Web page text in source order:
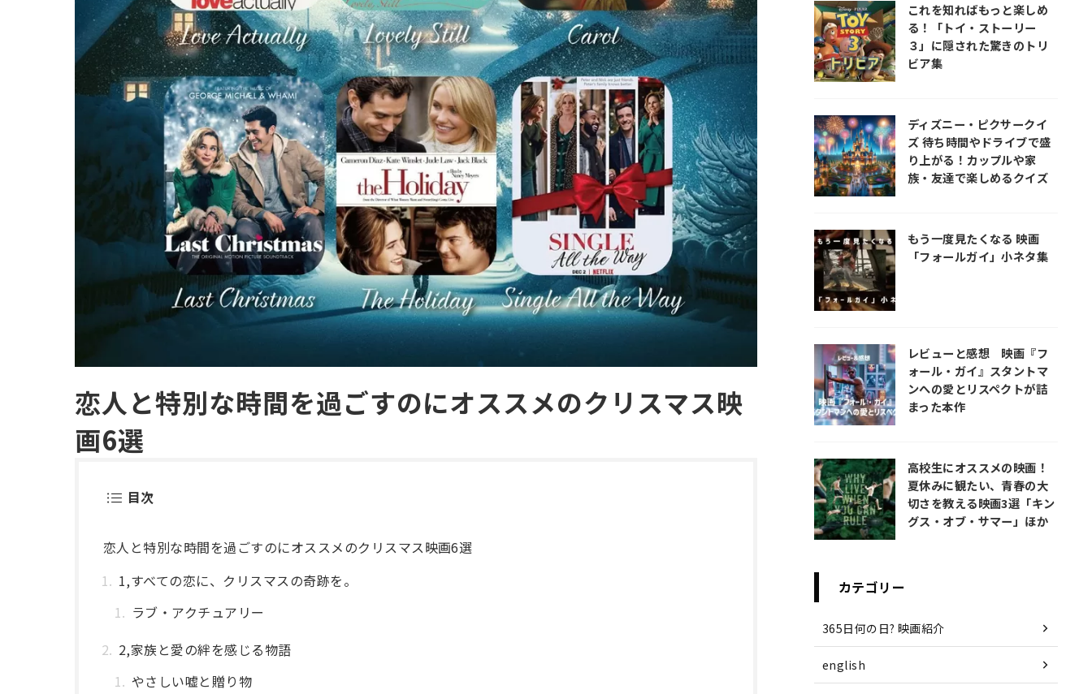
恋人と特別な時間を過ごすのにオススメのクリスマス映
画6選
目次
恋人と特別な時間を過ごすのにオススメのクリスマス映画6選
1,すべての恋に、クリスマスの奇跡を。
ラブ・アクチュアリー
2,家族と愛の絆を感じる物語
やさしい嘘と贈り物
これを知ればもっと楽しめ
る！「トイ・ストーリー
３」に隠された驚きのトリ
ビア集
ディズニー・ピクサークイ
ズ 待ち時間やドライブで盛
り上がる！カップルや家
族・友達で楽しめるクイズ
もう一度見たくなる 映画
「フォールガイ」小ネタ集
レビューと感想 映画『フ
ォール・ガイ』スタントマ
ンへの愛とリスペクトが詰
まった本作
高校生にオススメの映画！
夏休みに観たい、青春の大
切さを教える映画3選「キン
グス・オブ・サマー」ほか
カテゴリー
365日何の日? 映画紹介
english